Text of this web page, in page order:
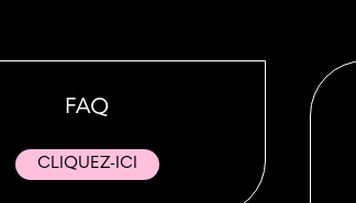
FAQ
CLIQUEZ-ICI